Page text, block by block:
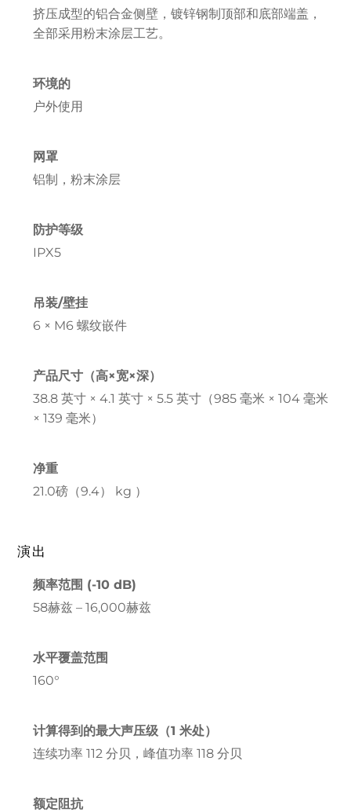
挤压成型的铝合金侧壁，镀锌钢制顶部和底部端盖，
全部采用粉末涂层工艺。
环境的
户外使用
网罩
铝制，粉末涂层
防护等级
IPX5
吊装/壁挂
6 × M6 螺纹嵌件
产品尺寸（高×宽×深）
38.8 英寸 × 4.1 英寸 × 5.5 英寸（985 毫米 × 104 毫米
× 139 毫米）
净重
21.0磅（9.4） kg ）
演出
频率范围 (-10 dB)
58赫兹 – 16,000赫兹
水平覆盖范围
160°
计算得到的最大声压级（1 米处）
连续功率 112 分贝，峰值功率 118 分贝
额定阻抗